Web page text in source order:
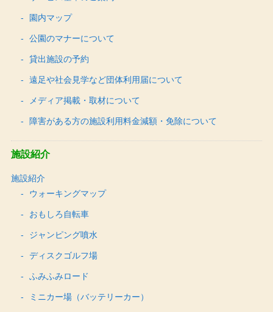
園内マップ
公園のマナーについて
貸出施設の予約
遠足や社会見学など団体利用届について
メディア掲載・取材について
障害がある方の施設利用料金減額・免除について
施設紹介
施設紹介
ウォーキングマップ
おもしろ自転車
ジャンピング噴水
ディスクゴルフ場
ふみふみロード
ミニカー場（バッテリーカー）